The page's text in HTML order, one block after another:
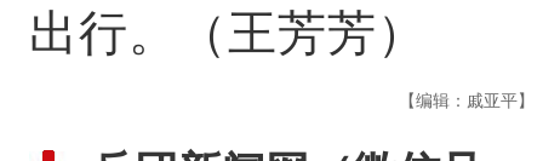
出行。（王芳芳）
【编辑：戚亚平】